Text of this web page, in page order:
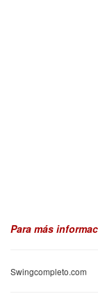
Para más
Swingcompleto.com